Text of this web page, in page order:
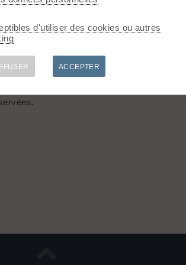
contenant ces mots n'importe où.
retourne tous les
etc... C'est à dire :
est
d'utiliser des cookies ou autres
ACCEPTER